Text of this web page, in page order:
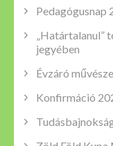
Pedagógusnap
„Határtalanul”
jegyében
Évzáró
Konfirmáció